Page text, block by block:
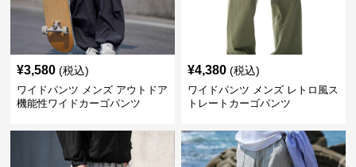
¥3,580 (税込)
ワイドパンツ メンズ アウトドア
機能性ワイドカーゴパンツ
¥4,380 (税込)
ワイドパンツ メンズ レトロ風ス
トレートカーゴパンツ